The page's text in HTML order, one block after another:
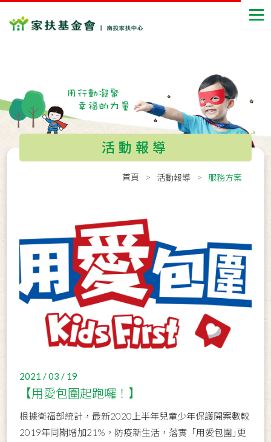
活動報導
首頁 活動報導 服務方案
2021 / 03 / 19
【用愛包圍起跑囉！】
根據衛福部統計，最新2020上半年兒童少年保護開案數較
2019年同期增加21%，防疫新生活，落實「用愛包圍｣更